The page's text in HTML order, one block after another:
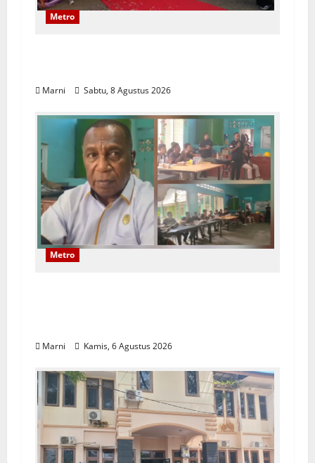
Metro
Marni Sabtu, 8 Agustus 2026
Metro
Marni Kamis, 6 Agustus 2026